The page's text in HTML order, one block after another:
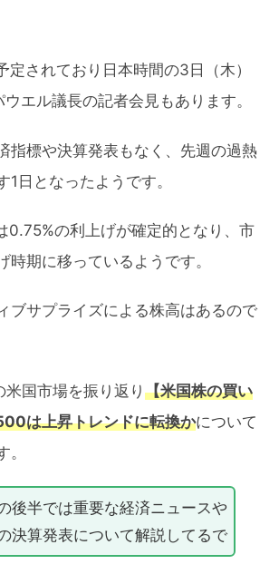
定されており日本時間の3日（木）
エル議長の記者会見もあります。
指標や決算発表もなく、先週の過熱
1日となったようです。
0.75%の利上げが確定的となり、市
時期に移っているようです。
ブサプライズによる株高はあるので
米国市場を振り返り 【米国株の買い
は上昇トレンドに転換かについて
後半では重要な経済ニュースや
決算発表について解説してるで